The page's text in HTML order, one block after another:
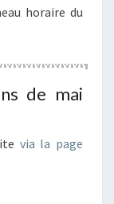
horaire du
de mai
via la page